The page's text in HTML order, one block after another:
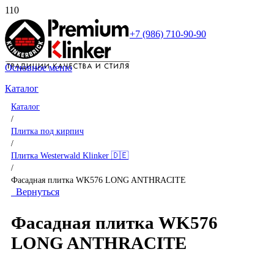
+7 (986) 710-90-90
Основное меню
Каталог
Каталог
/
Плитка под кирпич
/
Плитка Westerwald Klinker 🇩🇪
/
Фасадная плитка WK576 LONG ANTHRACITE
Вернуться
Фасадная плитка WK576
LONG ANTHRACITE